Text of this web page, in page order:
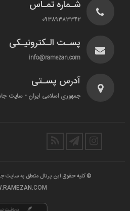
شـماره تمـاس
۰۹۳۸۹۳۸۳۳۴۲
پسـت الـکترونیـکی
info@ramezan.com
آدرس پسـتی
جمهوری اسلامی ایران - سایت
© کلیه حقوق این پرتال متعلق به سایت